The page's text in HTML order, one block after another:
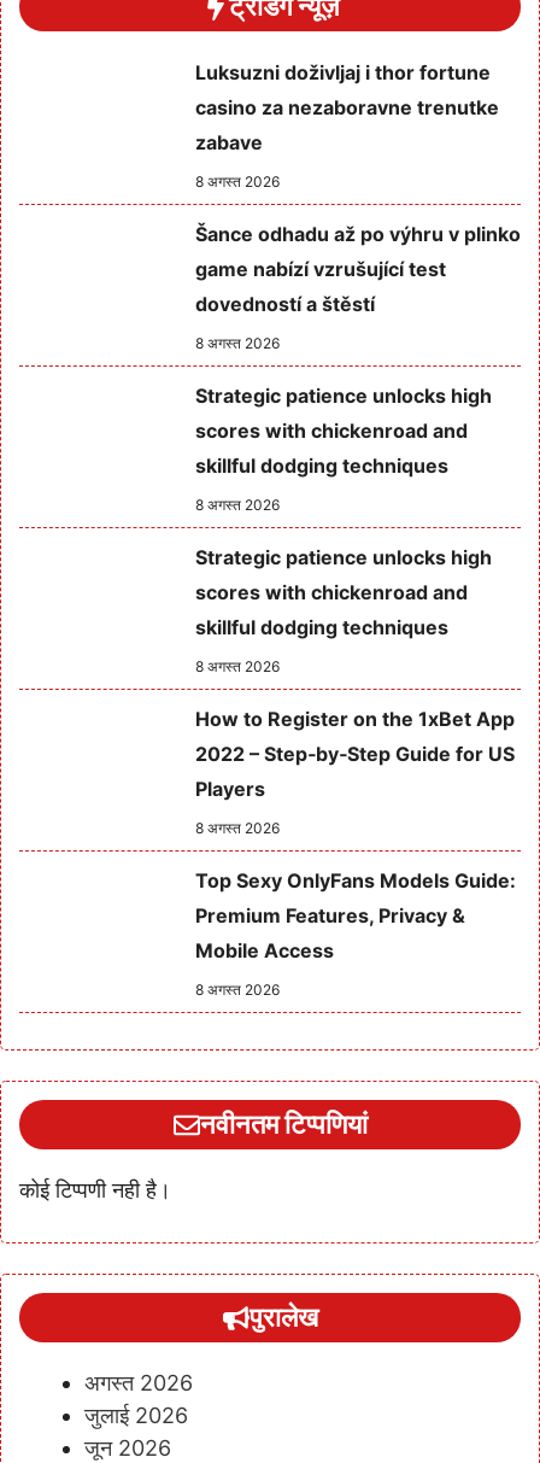
ट्रेंडिंग न्यूज़
Luksuzni doživljaj i thor fortune
casino za nezaboravne trenutke
zabave
8 अगस्त 2026
Šance odhadu až po výhru v plinko
game nabízí vzrušující test
dovedností a štěstí
8 अगस्त 2026
Strategic patience unlocks high
scores with chickenroad and
skillful dodging techniques
8 अगस्त 2026
Strategic patience unlocks high
scores with chickenroad and
skillful dodging techniques
8 अगस्त 2026
How to Register on the 1xBet App
2022 – Step‑by‑Step Guide for US
Players
8 अगस्त 2026
Top Sexy OnlyFans Models Guide:
Premium Features, Privacy &
Mobile Access
8 अगस्त 2026
नवीनतम टिप्पणियां
कोई टिप्पणी नही है।
पुरालेख
अगस्त 2026
जुलाई 2026
जून 2026